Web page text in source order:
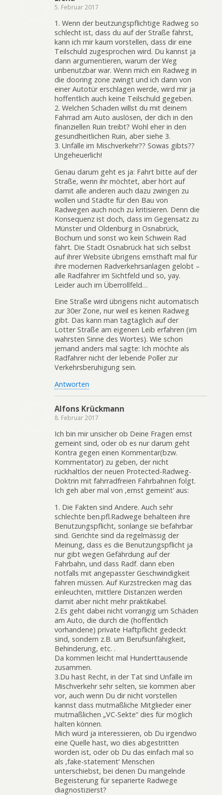
5. Februar 2017
1. Wenn der beutzungspflichtige Radweg so
schlecht ist, dass du auf der Straße fährst,
kann ich mir kaum vorstellen, dass dir eine
Teilschuld zugesprochen wird. Du kannst ja
dann argumentieren, warum der Weg
unbenutzbar war. Wenn mich ein Radweg in
die dooring zone zwingt und ich dann von
einer Autotür erschlagen werde, wird mir ja
hoffentlich auch keine Teilschuld gegeben.
2. Welchen Schaden willst du mit deinem
Fahrrad am Auto auslösen, der dich in den
finanziellen Ruin treibt? Wohl eher in den
gesundheitlichen Ruin, aber siehe 3.
3. Unfälle im Mischverkehr?? Sowas gibts??
Ungeheuerlich!
Genau darum geht es ja: Fahrt bitte auf der
Straße, wenn ihr möchtet, aber hört auf
damit alle anderen auch dazu zwingen zu
wollen und Städte für den Bau von
Radwegen auch noch zu kritisieren. Denn die
Konsequenz ist doch, dass im Gegensatz zu
Münster und Oldenburg in Osnabrück,
Bochum und sonst wo kein Schwein Rad
fährt. Die Stadt Osnabrück hat sich selbst
auf ihrer Website übrigens ernsthaft mal für
ihre modernen Radverkehrsanlagen gelobt –
alle Radfahrer im Sichtfeld und so, yay.
Leider auch im Überrollfeld…
Eine Straße wird übrigens nicht automatisch
zur 30er Zone, nur weil es keinen Radweg
gibt. Das kann man tagtäglich auf der
Lotter Straße am eigenen Leib erfahren (im
wahrsten Sinne des Wortes). Wie schon
jemand anders mal sagte: Ich möchte als
Radfahrer nicht der lebende Poller zur
Verkehrsberuhigung sein.
Antworten
Alfons Krückmann
8. Februar 2017
Ich bin mir unsicher ob Deine Fragen ernst
gemeint sind, oder ob es nur darum geht
Kontra gegen einen Kommentar(bzw.
Kommentator) zu geben, der nicht
rückhaltlos der neuen Protected-Radweg-
Doktrin mit fahrradfreien Fahrbahnen folgt.
Ich geh aber mal von ‚ernst gemeint‘ aus:
1. Die Fakten sind Andere. Auch sehr
schlechte ben.pfl.Radwege behalteen ihre
Benutzungspflicht, sonlange sie befahrbar
sind. Gerichte sind da regelmässig der
Meinung, dass es die Benutzungspflicht ja
nur gibt wegen Gefährdung auf der
Fahrbahn, und dass Radf. dann eben
notfalls mit angepasster Geschwindigkeit
fahren müssen. Auf Kurzstrecken mag das
einleuchten, mittlere Distanzen werden
damit aber nicht mehr praktikabel.
2.Es geht dabei nicht vorrangig um Schäden
am Auto, die durch die (hoffentlich
vorhandene) private Haftpflicht gedeckt
sind, sondern z.B. um Berufsunfähigkeit,
Behinderung, etc. .
Da kommen leicht mal Hunderttausende
zusammen.
3.Du hast Recht, in der Tat sind Unfälle im
Mischverkehr sehr selten, sie kommen aber
vor, auch wenn Du dir nicht vorstellen
kannst dass mutmaßliche Mitglieder einer
mutmaßlichen „VC-Sekte“ dies für möglich
halten können.
Mich würd ja interessieren, ob Du irgendwo
eine Quelle hast, wo dies abgestritten
worden ist, oder ob Du das einfach mal so
als ‚fake-statement‘ Menschen
unterschiebst, bei denen Du mangelnde
Begeisterung für separierte Radwege
diagnostizierst?